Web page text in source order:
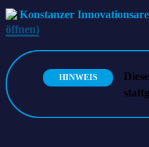
Konstanzer
öffnen)
HINWEIS